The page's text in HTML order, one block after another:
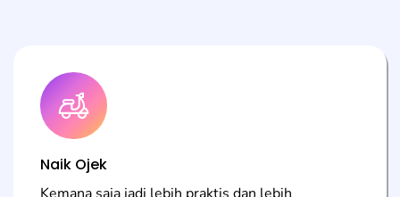
Naik Ojek